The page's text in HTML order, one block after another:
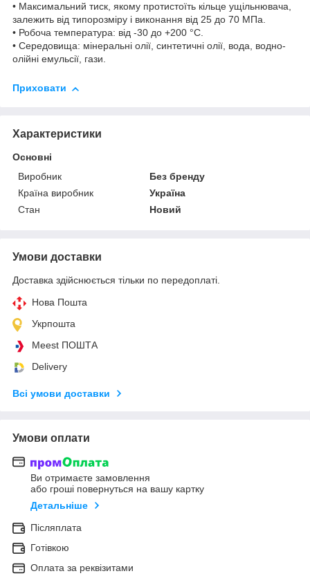
• Максимальний тиск, якому протистоїть кільце ущільнювача,
залежить від типорозміру і виконання від 25 до 70 МПа.
• Робоча температура: від -30 до +200 °C.
• Середовища: мінеральні олії, синтетичні олії, вода, водно-
олійні емульсії, гази.
Приховати
Характеристики
Основні
Виробник
Без бренду
Країна виробник
Україна
Стан
Новий
Умови доставки
Доставка здійснюється тільки по передоплаті.
Нова Пошта
Укрпошта
Meest ПОШТА
Delivery
Всі умови доставки
Умови оплати
Ви отримаєте замовлення
або гроші повернуться на вашу картку
Детальніше
Післяплата
Готівкою
Оплата за реквізитами